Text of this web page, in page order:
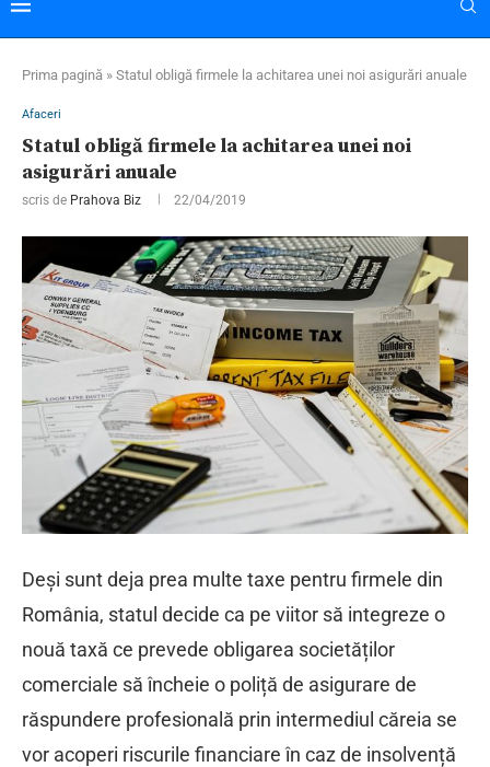
Prima pagină » Statul obligă firmele la achitarea unei noi asigurări anuale
Afaceri
Statul obligă firmele la achitarea unei noi
asigurări anuale
scris de Prahova Biz 22/04/2019
Deși sunt deja prea multe taxe pentru firmele din
România, statul decide ca pe viitor să integreze o
nouă taxă ce prevede obligarea societăților
comerciale să încheie o poliță de asigurare de
răspundere profesională prin intermediul căreia se
vor acoperi riscurile financiare în caz de insolvență